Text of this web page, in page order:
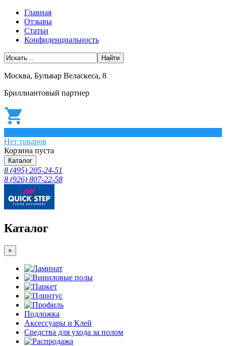
Главная
Отзывы
Статьи
Конфиденциальность
Москва, Бульвар Веласкеса, 8
Бриллиантовый партнер
Нет товаров
Корзина пуста
Каталог
8 (495) 205-24-51
8 (926) 807-22-58
Каталог
×
Ламинат
Виниловые полы
Паркет
Плинтус
Профиль
Подложка
Аксессуары и Клей
Средства для ухода за полом
Распродажа